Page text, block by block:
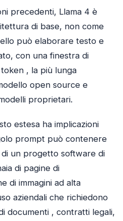
precedenti, Llama 4 è
di base, non come
può elaborare testo e
con una finestra di
, la più lunga
open source e
proprietari.
estesa ha implicazioni
prompt può contenere
un progetto software di
di pagine di
di immagini ad alta
aziendali che richiedono
documenti , contratti legali,